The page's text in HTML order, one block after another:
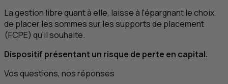
La gestion libre quant à elle, laisse à l'épargnant le choix
de placer les sommes sur les supports de placement
(FCPE) qu'il souhaite.
Dispositif présentant un risque de perte en capital.
Vos questions, nos réponses